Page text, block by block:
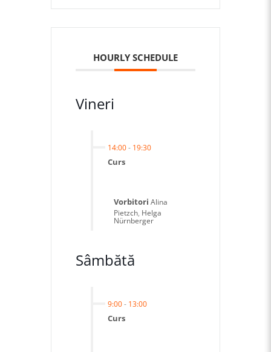
HOURLY SCHEDULE
Vineri
14:00- 19:30
Curs
Vorbitori Alina
Pietzch, Helga
Nürnberger
Sâmbătă
9:00- 13:00
Curs